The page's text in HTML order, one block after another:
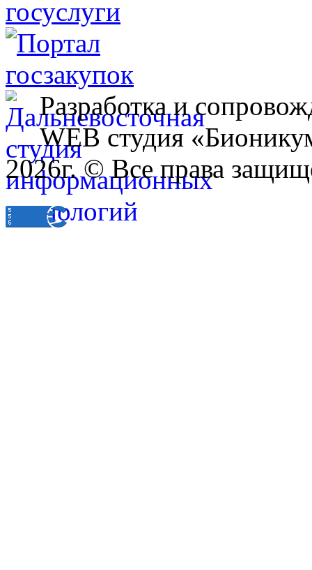
Разработка и
WEB студия
2026г. © Все права